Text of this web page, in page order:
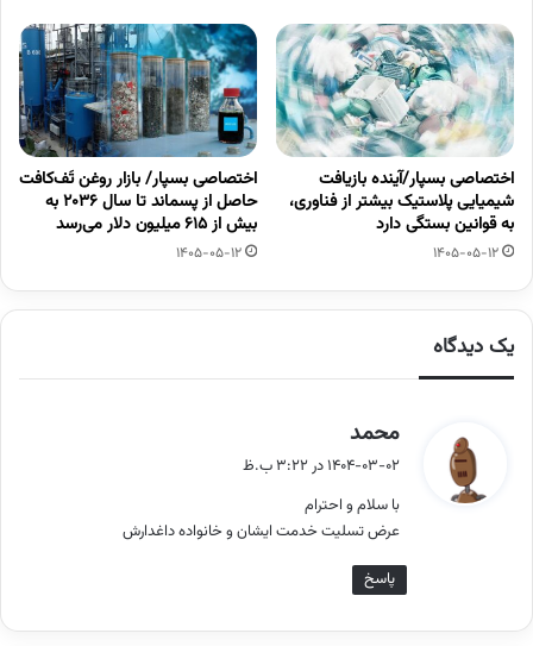
اختصاصی بسپار/آینده بازیافت
شیمیایی پلاستیک بیشتر از فناوری،
به قوانین بستگی دارد
1405-05-12
اختصاصی بسپار/ بازار روغن تَف‌کافت
حاصل از پسماند تا سال ۲۰۳۶ به
بیش از ۶۱۵ میلیون دلار می‌رسد
1405-05-12
یک دیدگاه
محمد
ف
:
1404-03-02 در 3:22 ب.ظ
با سلام و احترام
عرض تسلیت خدمت ایشان و خانواده داغدارش
پاسخ